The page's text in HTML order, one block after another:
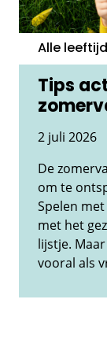
Tips
Alle
2 juli 2026
De
om te
Spelen
met het
lijstje.
vooral als